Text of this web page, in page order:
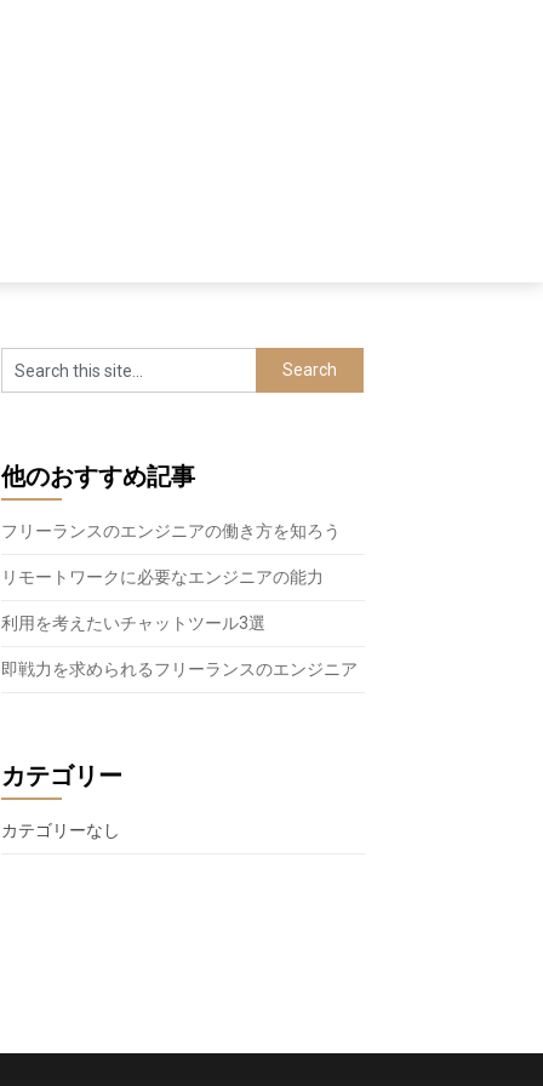
他のおすすめ記事
フリーランスのエンジニアの働き方を知ろう
リモートワークに必要なエンジニアの能力
利用を考えたいチャットツール3選
即戦力を求められるフリーランスのエンジニア
カテゴリー
カテゴリーなし